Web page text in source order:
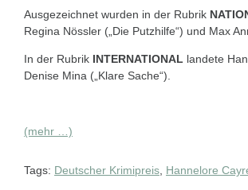
Ausgezeichnet wurden in der Rubrik
Regina Nössler („Die Putzhilfe“) und Max
In der Rubrik INTERNATIONAL landete
Denise Mina („Klare Sache“).
(mehr …)
Tags: Deutscher Krimipreis Hannelore